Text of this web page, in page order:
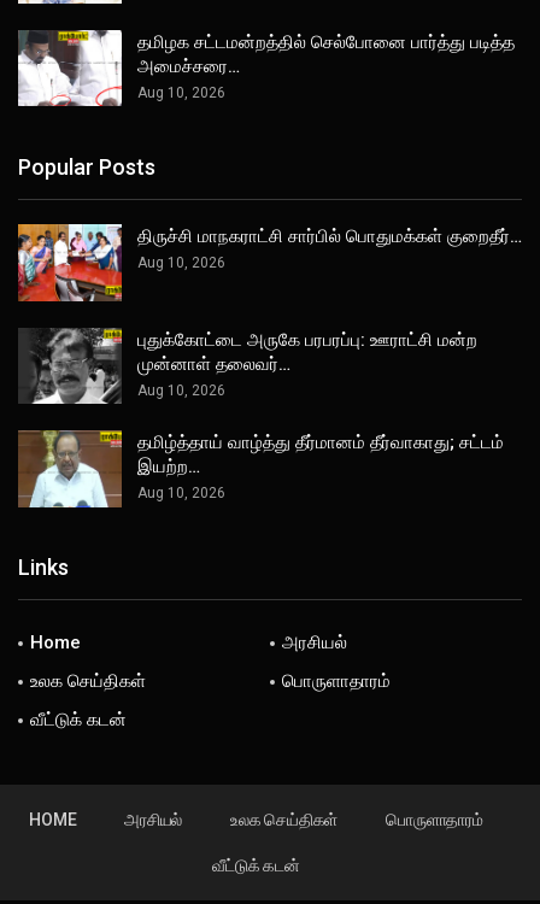
தமிழக சட்டமன்றத்தில் செல்போனை பார்த்து படித்த
அமைச்சரை…
Aug 10, 2026
Popular Posts
திருச்சி மாநகராட்சி சார்பில் பொதுமக்கள் குறைதீர்…
Aug 10, 2026
புதுக்கோட்டை அருகே பரபரப்பு: ஊராட்சி மன்ற
முன்னாள் தலைவர்…
Aug 10, 2026
தமிழ்த்தாய் வாழ்த்து தீர்மானம் தீர்வாகாது; சட்டம்
இயற்ற…
Aug 10, 2026
Links
Home
அரசியல்
உலக செய்திகள்
பொருளாதாரம்
வீட்டுக் கடன்
HOME அரசியல் உலக செய்திகள் பொருளாதாரம்
வீட்டுக் கடன்